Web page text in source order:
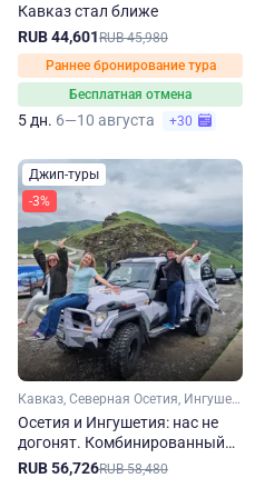
Кавказ стал ближе
RUB 44,601RUB 45,980
Раннее бронирование тура
Бесплатная отмена
5 дн. 6—10 августа +30
Джип-туры
-3%
Кавказ, Северная Осетия, Ингушетия
Осетия и Ингушетия: нас не
догонят. Комбинированный
джип-тур
RUB 56,726RUB 58,480